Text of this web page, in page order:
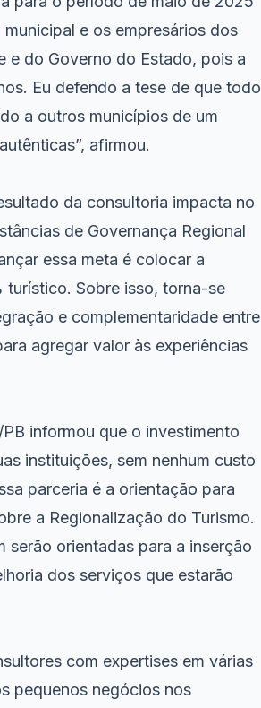
e os empresários dos
e do Governo do Estado, pois a
Eu defendo a tese de que todo
a outros municípios de um
afirmou.
da consultoria impacta no
de Governança Regional
essa meta é colocar a
turístico. Sobre isso, torna-se
e complementaridade entre
agregar valor às experiências
informou que o investimento
instituições, sem nenhum custo
parceria é a orientação para
a Regionalização do Turismo.
orientadas para a inserção
dos serviços que estarão
com expertises em várias
pequenos negócios nos